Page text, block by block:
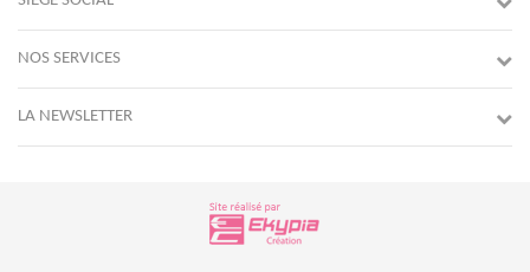
NOS SERVICES
LA NEWSLETTER